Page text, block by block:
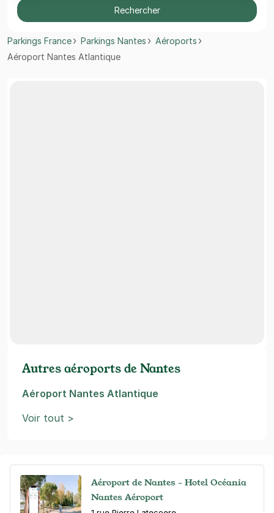
Rechercher
Parkings France Parkings Nantes
Aéroports
Aéroport Nantes Atlantique
Aéroport de Nantes - Hotel Océania
Nantes Aéroport
Autres aéroports de Nantes
Aéroport Nantes Atlantique
Voir tout >